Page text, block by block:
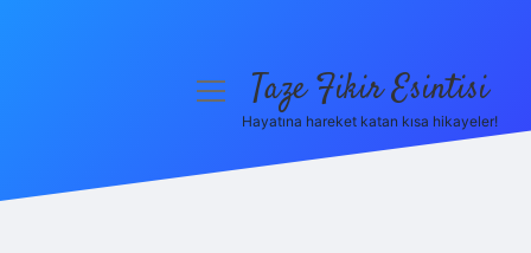
menüyüTaze Fikir Esintisi
Hayatına hareket katan kısa hikayeler!